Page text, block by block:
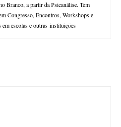
Branco, a partir da Psicanálise. Tem
Congresso, Encontros, Workshops e
em escolas e outras instituições